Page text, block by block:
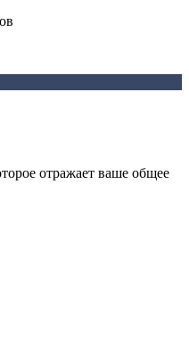
отражает ваше общее